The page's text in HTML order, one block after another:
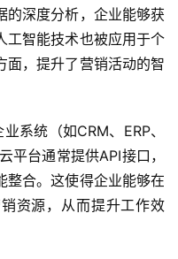
的深度分析，企业能够获
工智能技术也被应用于个
面，提升了营销活动的智
系统（如CRM、ERP、
平台通常提供API接口，
整合。这使得企业能够在
资源，从而提升工作效